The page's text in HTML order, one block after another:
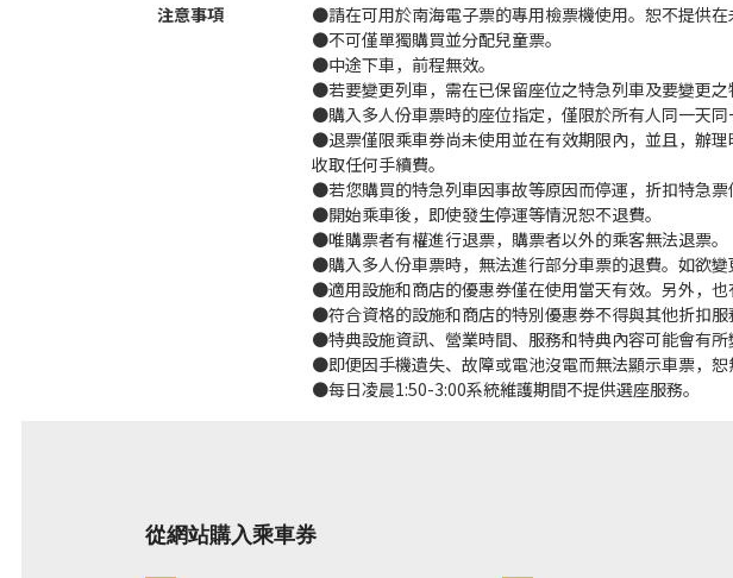
注意事項
●請在可用於南海電子票的專用檢票機使用。恕不提供在
●不可僅單獨購買並分配兒童票。
●中途下車，前程無效。
●若要變更列車，需在已保留座位之特急列車及要變更
●購入多人份車票時的座位指定，僅限於所有人同一天同
●退票僅限乘車券尚未使用並在有效期限內，並且，辦
收取任何手續費。
●若您購買的特急列車因事故等原因而停運，折扣特急
●開始乘車後，即使發生停運等情況恕不退費。
●唯購票者有權進行退票，購票者以外的乘客無法退票。
●購入多人份車票時，無法進行部分車票的退費。如欲變
●適用設施和商店的優惠券僅在使用當天有效。另外，也
●符合資格的設施和商店的特別優惠券不得與其他折扣服
●特典設施資訊、營業時間、服務和特典內容可能會有所
●即便因手機遺失、故障或電池沒電而無法顯示車票，恕
●每日凌晨1:50-3:00系統維護期間不提供選座服務。
從網站購入乘車券